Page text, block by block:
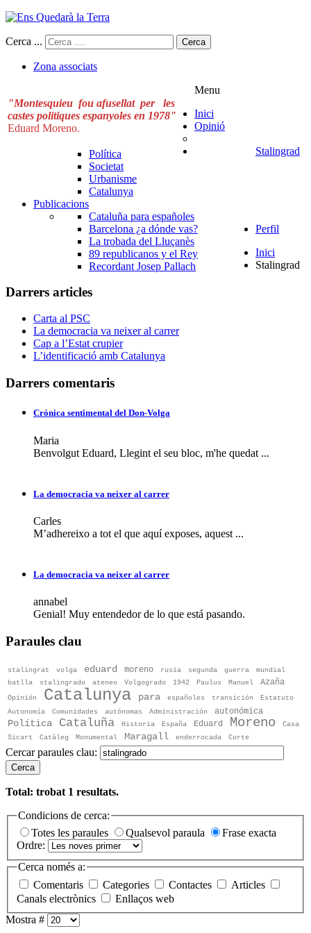
Cerca ... Cerca
Zona associats
"Montesquieu fou afusellat per les
castes politiques espanyoles en 1978"
Eduard Moreno.
Menu
Inici
Opinió
Política
Societat
Urbanisme
Catalunya
Stalingrad
Publicacions
Cataluña para españoles
Barcelona ¿a dónde vas?
La trobada del Lluçanès
89 republicanos y el Rey
Recordant Josep Pallach
Perfil
Inici
Stalingrad
Darrers articles
Carta al PSC
La democracia va neixer al carrer
Cap a l’Estat crupier
L’identificació amb Catalunya
Darrers comentaris
Crónica sentimental del Don-Volga
Maria
Benvolgut Eduard, Llegint el seu bloc, m'he quedat ...
La democracia va neixer al carrer
Carles
M’adhereixo a tot el que aquí exposes, aquest ...
La democracia va neixer al carrer
annabel
Genial! Muy entendedor de lo que está pasando.
Paraules clau
stalingrat volga eduard moreno rusia segunda guerra
mundial
batlla
stalingrado ateneo Volgogrado 1942 Paulus Manuel Azaña
Opinión Catalunya para españoles transición
Estatuto
Autonomía
Comunidades autónomas Administración autonómica
Política Cataluña Historia España Eduard Moreno
Casa
Sicart
Catàleg Monumental Maragall enderrocada Corte
Cercar paraules clau:
Cerca
Total: trobat 1 resultats.
Condicions de cerca:
Totes les paraules
Qualsevol paraula
Frase exacta
Ordre:
Cerca només a:
Comentaris
Categories Contactes
Articles
Canals electrònics
Enllaços web
Mostra #